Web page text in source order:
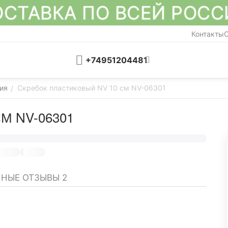
ПО ВСЕЙ
Контакты
+74951204481
/ Скребок пластиковый NV 10 см NV-06301
06301
ОТЗЫВЫ 2